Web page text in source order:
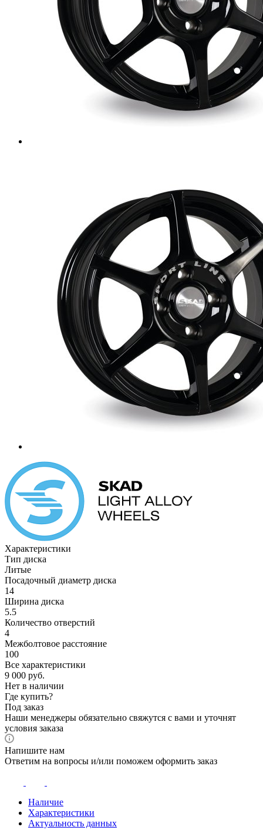
Характеристики
Тип диска
Литые
Посадочный диаметр диска
14
Ширина диска
5.5
Количество отверстий
4
Межболтовое расстояние
100
Все характеристики
9 000 руб.
Нет в наличии
Где купить?
Под заказ
Наши менеджеры обязательно свяжутся с вами и уточнят
условия заказа
Напишите нам
Ответим на вопросы и/или поможем оформить заказ
Наличие
Характеристики
Актуальность данных